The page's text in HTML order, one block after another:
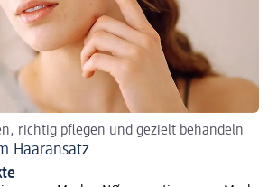
richtig pflegen und gezielt behandeln
Haaransatz